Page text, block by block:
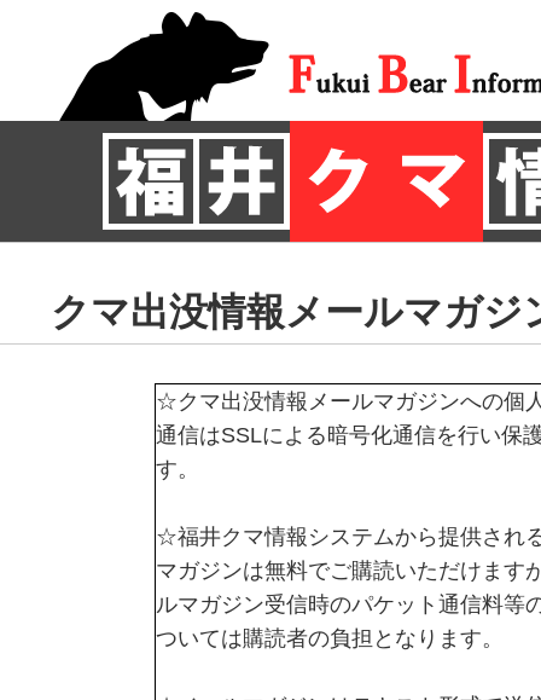
クマ出没情報メールマガジ
☆クマ出没情報メールマガジンへの個
通信はSSLによる暗号化通信を行い保
す。
☆福井クマ情報システムから提供され
マガジンは無料でご購読いただけます
ルマガジン受信時のパケット通信料等
ついては購読者の負担となります。